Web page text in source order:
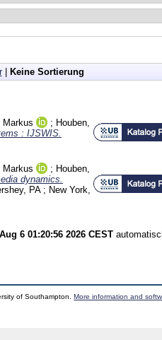
| Keine Sortierung
Markus ; Houben,
: IJSWIS.
Markus ; Houben,
dynamics.
PA ; New York,
6 01:20:56 2026 CEST
of Southampton.More information and